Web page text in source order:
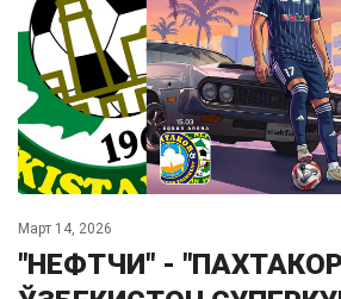
Март 14, 2026
"НЕФТЧИ" -